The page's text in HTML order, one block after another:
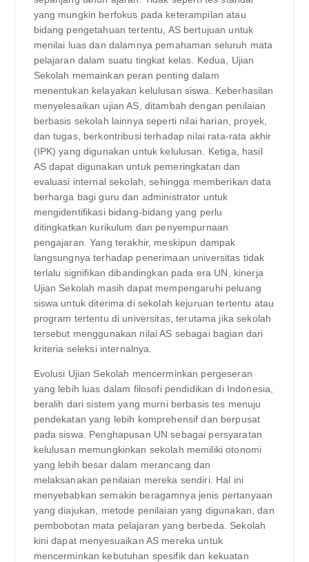
yang mungkin berfokus pada keterampilan atau
bidang pengetahuan tertentu, AS bertujuan untuk
menilai luas dan dalamnya pemahaman seluruh mata
pelajaran dalam suatu tingkat kelas. Kedua, Ujian
Sekolah memainkan peran penting dalam
menentukan kelayakan kelulusan siswa. Keberhasilan
menyelesaikan ujian AS, ditambah dengan penilaian
berbasis sekolah lainnya seperti nilai harian, proyek,
dan tugas, berkontribusi terhadap nilai rata-rata akhir
(IPK) yang digunakan untuk kelulusan. Ketiga, hasil
AS dapat digunakan untuk pemeringkatan dan
evaluasi internal sekolah, sehingga memberikan data
berharga bagi guru dan administrator untuk
mengidentifikasi bidang-bidang yang perlu
ditingkatkan kurikulum dan penyempurnaan
pengajaran. Yang terakhir, meskipun dampak
langsungnya terhadap penerimaan universitas tidak
terlalu signifikan dibandingkan pada era UN, kinerja
Ujian Sekolah masih dapat mempengaruhi peluang
siswa untuk diterima di sekolah kejuruan tertentu atau
program tertentu di universitas, terutama jika sekolah
tersebut menggunakan nilai AS sebagai bagian dari
kriteria seleksi internalnya.
Evolusi Ujian Sekolah mencerminkan pergeseran
yang lebih luas dalam filosofi pendidikan di Indonesia,
beralih dari sistem yang murni berbasis tes menuju
pendekatan yang lebih komprehensif dan berpusat
pada siswa. Penghapusan UN sebagai persyaratan
kelulusan memungkinkan sekolah memiliki otonomi
yang lebih besar dalam merancang dan
melaksanakan penilaian mereka sendiri. Hal ini
menyebabkan semakin beragamnya jenis pertanyaan
yang diajukan, metode penilaian yang digunakan, dan
pembobotan mata pelajaran yang berbeda. Sekolah
kini dapat menyesuaikan AS mereka untuk
mencerminkan kebutuhan spesifik dan kekuatan